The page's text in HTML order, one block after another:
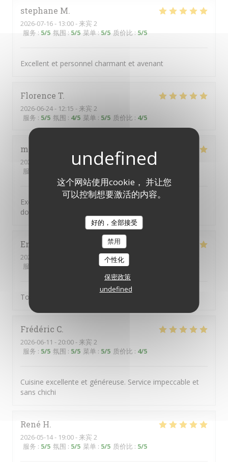
这个网站使用cookie， 并让您
可以控制想要激活的内容。
好的，全部接受
禁用
个性化
保密政策
undefined
stephane M
2026-07-16- 13:00 - 来宾 2
服务 : 5/5 氛围 : 5/5 菜单 : 5/5 质价比 : 5/5
Excellent et personnel charmant et avenant
Florence T
2026-06-24- 12:15 - 来宾 2
服务 : 5/5 氛围 : 4/5 菜单 : 5/5 质价比 : 4/5
michel
2026-07-01
- 12:00 - 来宾 2
服务
Excellente cuisine savoureuse dans un cadre typique
donnant sur une jolie place paisible
Emile
2026-06-15
服务
:5/5 质价比
Tout
Frédéric C
2026-06-11 - 20:00 - 来宾 2
服务 : 5/5 氛围 : 5/5 菜单 : 5/5 质价比 : 4/5
Cuisine excellente et généreuse. Service impeccable et
sans chichi
René H
2026-05-14- 19:00 - 来宾 2
服务 : 5/5 氛围 : 5/5 菜单 : 5/5 质价比 : 5/5